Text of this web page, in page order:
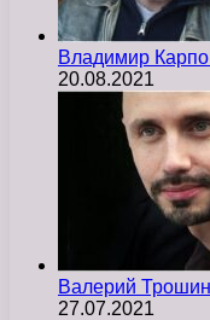
Владимир
20.08.2021
Валерий Трошин
27.07.2021